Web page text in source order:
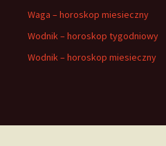
Waga – horoskop miesieczny
Wodnik – horoskop tygodniowy
Wodnik – horoskop miesieczny